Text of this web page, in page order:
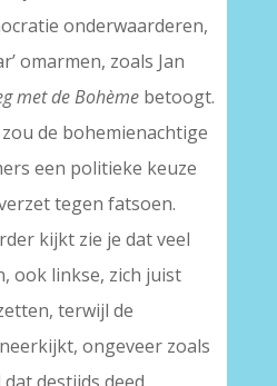
onderwaarderen,
omarmen, zoals Jan
met de Bohèmebetoogt.
de bohemienachtige
een politieke keuze
tegen fatsoen.
kijkt zie je dat veel
ook linkse, zich juist
terwijl de
ongeveer zoals